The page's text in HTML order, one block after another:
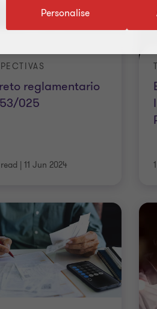
reglamentario
025
| 11 Jun 2024
Personalise